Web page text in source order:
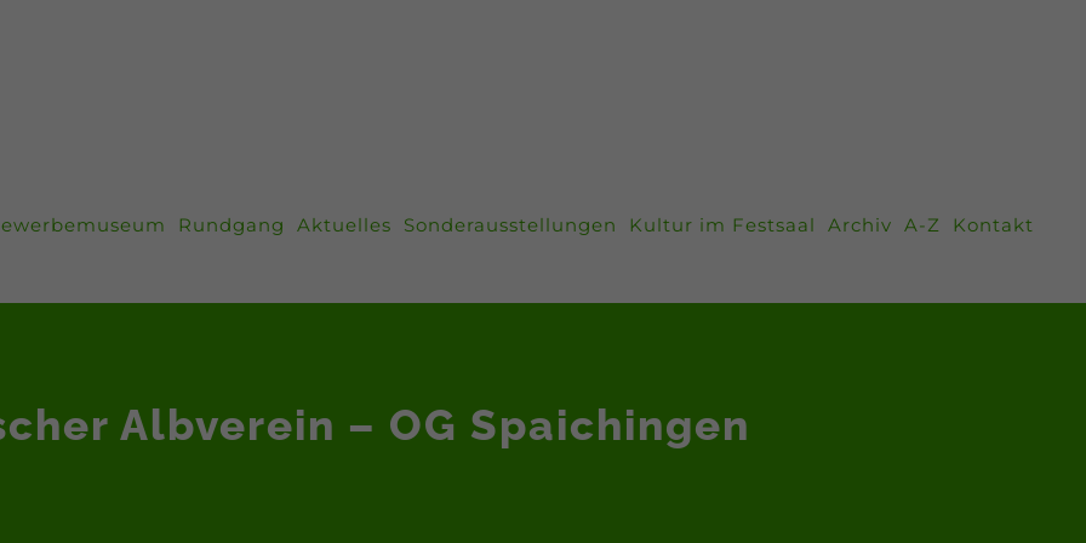
Rundgang Aktuelles Sonderausstellungen Kultur im Festsaal Archiv A-Z Kontakt
Albverein – OG Spaichingen